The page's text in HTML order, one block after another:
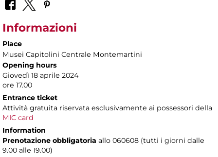
Informazioni
Place
Musei Capitolini Centrale Montemartini
Opening hours
Giovedì 18 aprile 2024
ore 17.00
Entrance ticket
Attività gratuita riservata esclusivamente ai possessori della
MIC card
Information
Prenotazione obbligatoria allo 060608 (tutti i giorni dalle
9.00 alle 19.00)